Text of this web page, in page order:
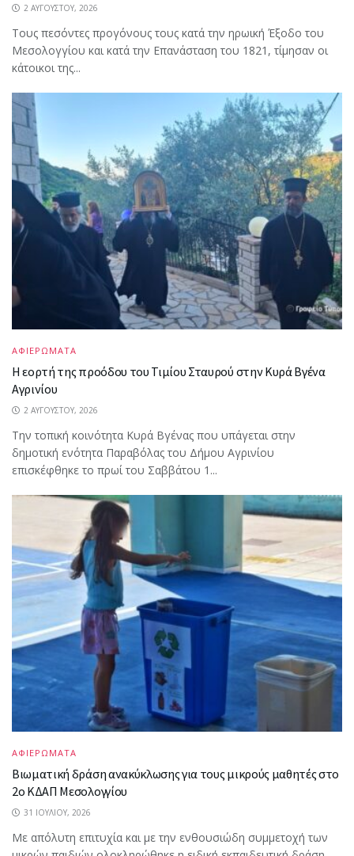
2 ΑΥΓΟΎΣΤΟΥ, 2026
Τους πεσόντες προγόνους τους κατά την ηρωική Έξοδο του
Μεσολογγίου και κατά την Επανάσταση του 1821, τίμησαν οι
κάτοικοι της...
ΑΦΙΕΡΩΜΑΤΑ
Η εορτή της προόδου του Τιμίου Σταυρού στην Κυρά Βγένα
Αγρινίου
2 ΑΥΓΟΎΣΤΟΥ, 2026
Την τοπική κοινότητα Κυρά Βγένας που υπάγεται στην
δημοτική ενότητα Παραβόλας του Δήμου Αγρινίου
επισκέφθηκε το πρωί του Σαββάτου 1...
ΑΦΙΕΡΩΜΑΤΑ
Βιωματική δράση ανακύκλωσης για τους μικρούς μαθητές στο
2ο ΚΔΑΠ Μεσολογγίου
31 ΙΟΥΛΊΟΥ, 2026
Με απόλυτη επιτυχία και με την ενθουσιώδη συμμετοχή των